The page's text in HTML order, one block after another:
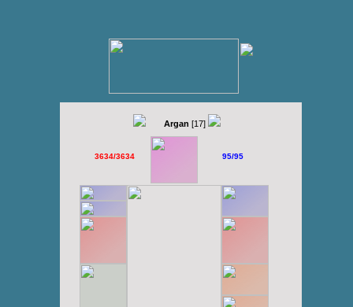
Argan [17]
3634/3634 95/95